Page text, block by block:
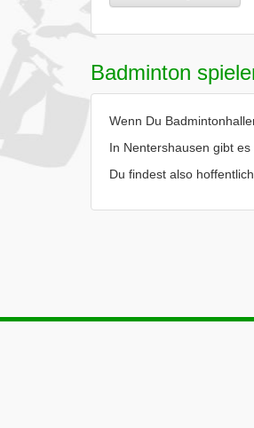
Badminton
Wenn Du
In Nentershausen gibt
Du findest also